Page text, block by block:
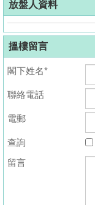
博
客
地
產
聞
數
據
佈
放盤人資料
搵樓留言
閣下姓名*
聯絡電話
電郵
查詢
留言